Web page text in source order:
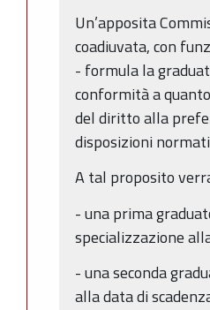
Un’apposita
coadiuvata, con
- formula la
conformità a
del diritto alla
disposizioni
A tal proposito
- una prima
specializzazione
- una seconda
alla data di